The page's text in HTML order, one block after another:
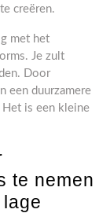
creëren.
met het
Je zult
Door
een duurzamere
Het is een kleine
te nemen